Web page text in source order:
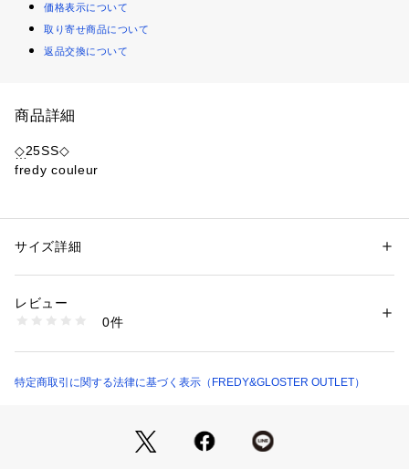
価格表示について
取り寄せ商品について
返品交換について
商品詳細
◇25SS◇
fredy couleur
・透け感のある、軽やかなUVカット加工のシアー素材で暑い
ム
・パール調ボタンで華やかさをプラスした、襟付きポロデザイ
・程よくフィットするすっきりシルエットで、ボトムを選ばず
ミワンピやサロペットのインナーにも◎
・きれいめボトムと合わせてオフィスにもおすすめ
性別：レディース
素材：レーヨン90%　ナイロン10%
商品番号：
5-0832-2-22-012 （ショップ）
サイズ詳細
レビュー
0件
特定商取引に関する法律に基づく表示（FREDY&GLOSTER OUTLET）